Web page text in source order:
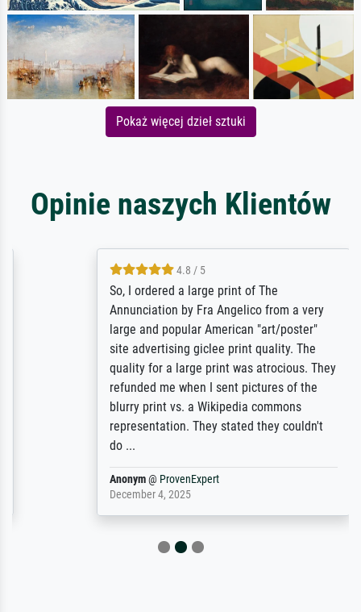
Pokaż więcej dzieł sztuki
Opinie naszych Klientów
4.8 / 5
So, I ordered a large print of The
Annunciation by Fra Angelico from a very
large and popular American "art/poster"
site advertising giclee print quality. The
quality for a large print was atrocious. They
refunded me when I sent pictures of the
blurry print vs. a Wikipedia commons
representation. They stated they couldn't
@ProvenExpert
December 4, 2025